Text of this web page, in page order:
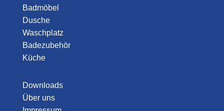
Badmöbel
Dusche
Waschplatz
Badezubehör
Küche
Downloads
Über uns